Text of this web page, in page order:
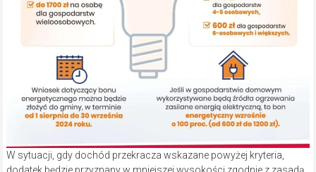
W sytuacji, gdy dochód przekracza wskazane powyżej kryteria,